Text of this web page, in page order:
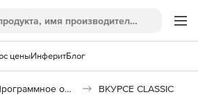
ценыИнферитБлог
Программное обеспечение для онлайн общения ВКУРСЕ CLASSIC